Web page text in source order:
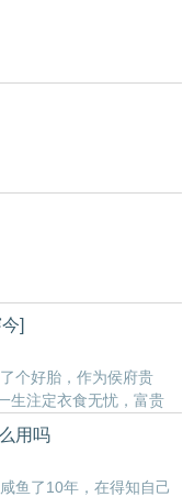
]
个好胎，作为侯府贵
生注定衣食无忧，富贵
过了才十六年，她就一
好在峰回路转，她没死
用吗
鱼了10年，在得知自己